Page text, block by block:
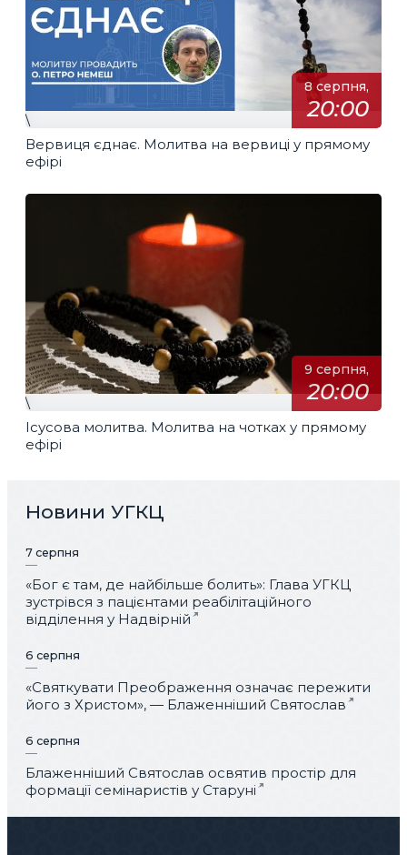
8 серпня,
20:00
\
Вервиця єднає. Молитва на вервиці у прямому
ефірі
9 серпня,
20:00
\
Ісусова молитва. Молитва на чотках у прямому
ефірі
Новини УГКЦ
7 серпня
«Бог є там, де найбільше болить»: Глава УГКЦ
зустрівся з пацієнтами реабілітаційного
відділення у Надвірній
6 серпня
«Святкувати Преображення означає пережити
його з Христом», — Блаженніший Святослав
6 серпня
Блаженніший Святослав освятив простір для
формації семінаристів у Старуні